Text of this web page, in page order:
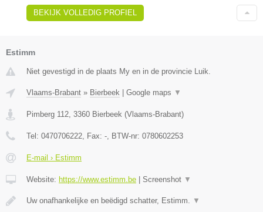
BEKIJK VOLLEDIG PROFIEL
Estimm
Niet gevestigd in de plaats My en in de provincie Luik.
Vlaams-Brabant » Bierbeek Google maps ▼
Pimberg 112 3360 Bierbeek (Vlaams-Brabant)
Tel: 0470706222 , Fax: - , BTW-nr: 0780602253
E-mail › Estimm
Website: https://www.estimm.be Screenshot ▼
Uw onafhankelijke en beëdigd schatter, Estimm. ▼